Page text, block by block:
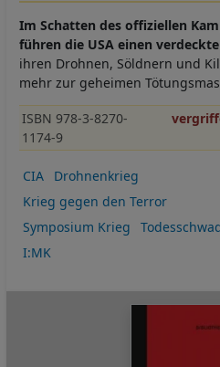
Im Schatten des offiziellen
führen die USA einen
ihren Drohnen, Söldnern und
mehr zur geheimen
ISBN 978-3-8270-
1174-9
CIA
Drohnenkrieg
Krieg gegen den Terror
Symposium Krieg
I:MK